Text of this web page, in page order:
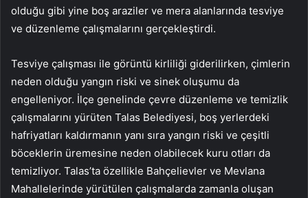
olduğu gibi yine boş araziler ve mera alanlarında tesviye
ve düzenleme çalışmalarını gerçekleştirdi.
Tesviye çalışması ile görüntü kirliliği giderilirken, çimlerin
neden olduğu yangın riski ve sinek oluşumu da
engelleniyor. İlçe genelinde çevre düzenleme ve temizlik
çalışmalarını yürüten Talas Belediyesi, boş yerlerdeki
hafriyatları kaldırmanın yanı sıra yangın riski ve çeşitli
böceklerin üremesine neden olabilecek kuru otları da
temizliyor. Talas’ta özellikle Bahçelievler ve Mevlana
Mahallelerinde yürütülen çalışmalarda zamanla oluşan